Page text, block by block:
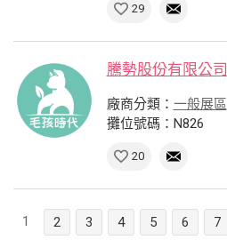
29
騰勢股份有限公司
廠商分類： 一般展區
攤位號碼：N826
20
1 2 3 4 5 6 7